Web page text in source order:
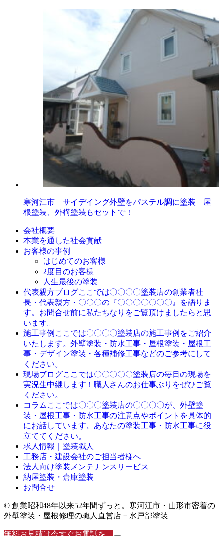
寒河江市 サイデイング外壁をパステル調に塗装 屋
根塗装、外構塗装もセットで！
会社概要
本業を通した社会貢献
お客様の事例
はじめてのお客様
2度目のお客様
人生最後の塗装
代表親方ブログここでは〇〇〇〇塗装店の創業者社
長・代表親方・〇〇〇の『〇〇〇〇〇〇〇』を語りま
す。お問合せ前に私たちなりをご覧頂けましたらと思
います。
施工事例 ここでは〇〇〇〇塗装店の施工事例をご紹介
いたします。外壁塗装・防水工事・屋根塗装・屋根工
事・デザイン塗装・各種補修工事などのご参考にして
ください。
現場ブログここでは〇〇〇〇〇塗装店の毎日の現場を
実況生中継します！職人さんのお仕事ぶりをぜひご覧
ください。
コラム ここでは〇〇〇塗装店の〇〇〇〇が、外壁塗
装・屋根工事・防水工事の注意点やポイントを具体的
にお話しています。あなたの塗装工事・防水工事に役
立ててください。
求人情報｜塗装職人
工務店・建設会社のご担当者様へ
法人向け塗装メンテナンスサービス
納屋塗装・倉庫塗装
お問合せ
© 創業昭和48年以来52年間ずっと。寒河江市・山形市密着の
外壁塗装・屋根修理の職人直営店－水戸部塗装
無料お見積は今すぐお電話を。